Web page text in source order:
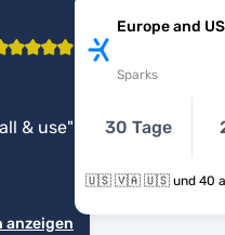
& use"
anzeigen
Europe and
Sparks
30 Tage
🇺🇸 🇻🇦 🇺🇸